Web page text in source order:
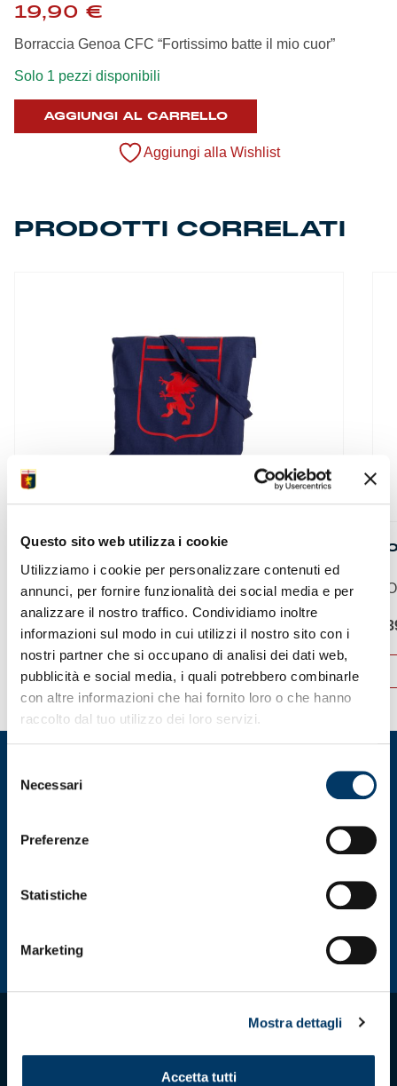
Questo sito web utilizza i cookie
Utilizziamo i cookie per personalizzare contenuti ed
annunci, per fornire funzionalità dei social media e per
analizzare il nostro traffico. Condividiamo inoltre
informazioni sul modo in cui utilizzi il nostro sito con i
nostri partner che si occupano di analisi dei dati web,
pubblicità e social media, i quali potrebbero combinarle
con altre informazioni che hai fornito loro o che hanno
raccolto dal tuo utilizzo dei loro servizi.
delNecessari
Preferenze
Statistiche
Marketing
Mostra dettagli
Accetta tutti
Summer Sale
Mare
Isolani x Genoa
Gift Card Online Store
19,90 €
Borraccia Genoa CFC “Fortissimo batte il mio cuor”
Solo 1 pezzi disponibili
AGGIUNGI AL CARRELLO
Aggiungi alla Wishlist
PRODOTTI CORRELATI
SHOPPER
Shopper Genoa CFC...
5,90
ACQUISTA
Questo
prodotto
Le
essere
pagina